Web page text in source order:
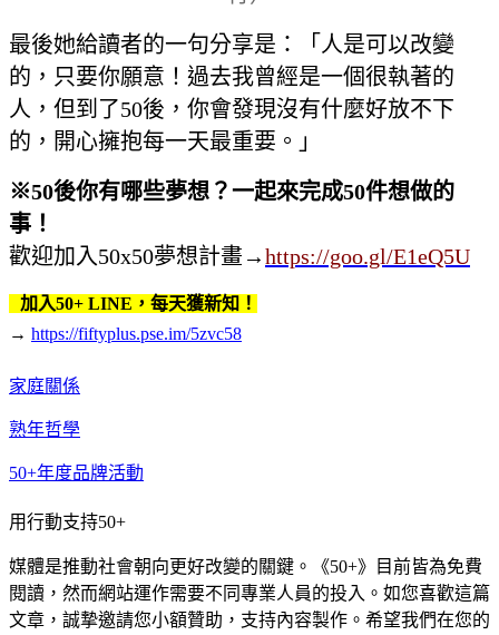
最後她給讀者的一句分享是：「人是可以改變
的，只要你願意！過去我曾經是一個很執著的
人，但到了50後，你會發現沒有什麼好放不下
的，開心擁抱每一天最重要。」
※50後你有哪些夢想？一起來完成50件想做的
事！
歡迎加入50x50夢想計畫 →https://goo.gl/E1eQ5U
加入50+ LINE，每天獲新知！
→ https://fiftyplus.pse.im/5zvc58
家庭關係
熟年哲學
50+年度品牌活動
用行動支持50+
媒體是推動社會朝向更好改變的關鍵。《50+》目前皆為免費
閱讀，然而網站運作需要不同專業人員的投入。如您喜歡這篇
文章，誠摯邀請您小額贊助，支持內容製作。希望我們在您的